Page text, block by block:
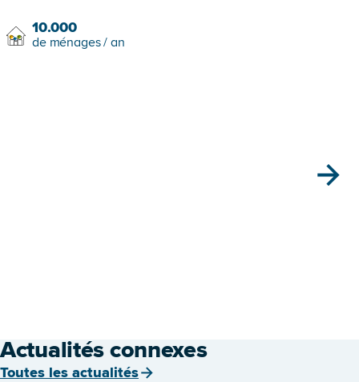
10.000
de ménages / an
Actualités connexes
Toutes les actualités